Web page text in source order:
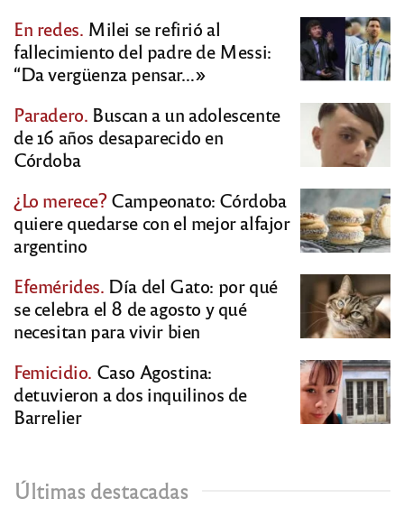
En redes. Milei se refirió al
fallecimiento del padre de Messi:
“Da vergüenza pensar…»
Paradero. Buscan a un adolescente
de 16 años desaparecido en
Córdoba
¿Lo merece?Campeonato: Córdoba
quiere quedarse con el mejor alfajor
argentino
Efemérides. Día del Gato: por qué
se celebra el 8 de agosto y qué
necesitan para vivir bien
Femicidio. Caso Agostina:
detuvieron a dos inquilinos de
Barrelier
Últimas destacadas